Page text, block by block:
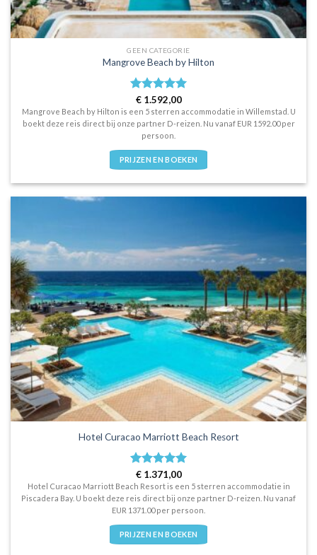
GEEN CATEGORIE
Mangrove Beach by Hilton
Waardering
5uit 5
€1.592,00
Mangrove Beach by Hilton is een 5 sterren accommodatie in Willemstad. U
boekt deze reis direct bij onze partner D-reizen. Nu vanaf EUR 1592.00 per
persoon.
PRIJZEN EN BOEKEN
Hotel Curacao Marriott Beach Resort
Waardering
5uit 5
€1.371,00
Hotel Curacao Marriott Beach Resort is een 5 sterren accommodatie in
Piscadera Bay. U boekt deze reis direct bij onze partner D-reizen. Nu vanaf
EUR 1371.00 per persoon.
PRIJZEN EN BOEKEN